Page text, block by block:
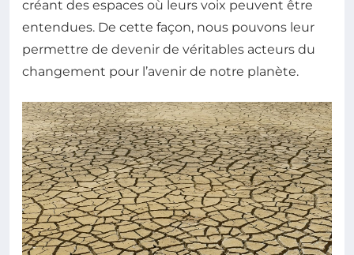
créant des espaces où leurs voix peuvent être
entendues. De cette façon, nous pouvons leur
permettre de devenir de véritables acteurs du
changement pour l’avenir de notre planète.